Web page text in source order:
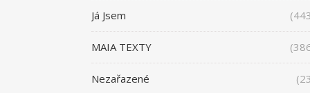
Já Jsem
MAIA TEXTY
Nezařazené